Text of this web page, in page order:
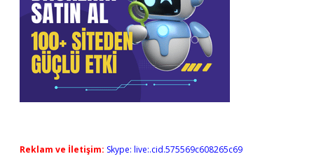
Reklam ve İletişim: Skype: live:.cid.575569c608265c69